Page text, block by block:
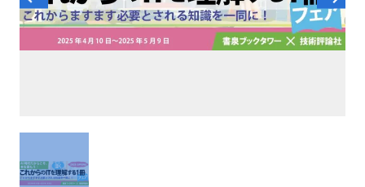
プロレス
ミリタリー